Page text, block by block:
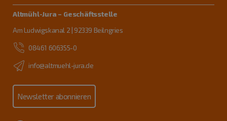
Altmühl-Jura – Geschäftsstelle
Am Ludwigskanal 2 | 92339 Beilngries
08461 606355-0
info@altmuehl-jura.de
Newsletter abonnieren